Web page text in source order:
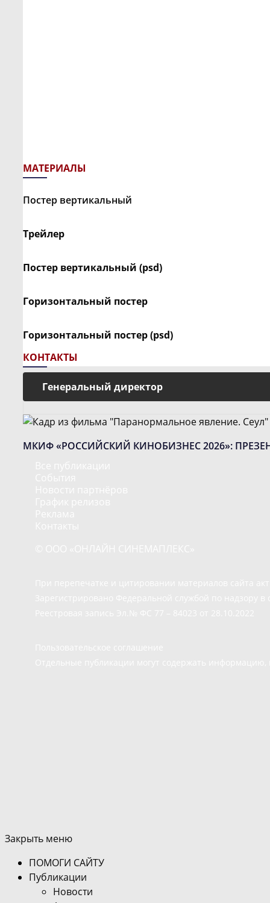
МАТЕРИАЛЫ
Постер вертикальный
Трейлер
Постер вертикальный (psd)
Горизонтальный постер
Горизонтальный постер (psd)
КОНТАКТЫ
Генеральный директор
МКИФ «РОССИЙСКИЙ КИНОБИЗНЕС 2026»:
Закрыть меню
ПОМОГИ САЙТУ
Публикации
Новости